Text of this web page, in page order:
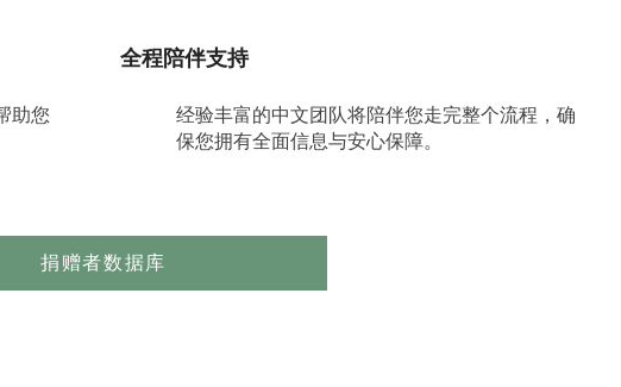
助您
全程陪伴支持
经验丰富的中文团队将陪伴您走完整个流程，确
保您拥有全面信息与安心保障。
捐赠者数据库